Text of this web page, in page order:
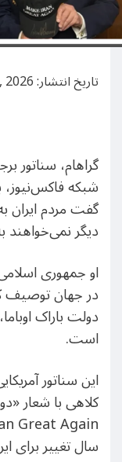
تاریخ انتشار: January 5, 2026
گراهام، سناتور
شبکه
گفت مردم ایران
دیگر نمی‌خواهند
او جمهوری
در جهان توصیف
دولت باراک
است.
این سناتور
سال تغییر برای